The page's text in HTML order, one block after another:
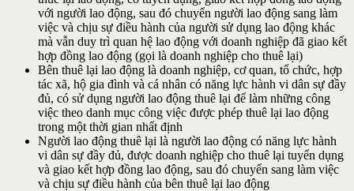
với người lao động, sau đó chuyển người lao động sang làm
việc và chịu sự điều hành của người sử dụng lao động khác
mà vẫn duy trì quan hệ lao động với doanh nghiệp đã giao kết
hợp đồng lao động (gọi là doanh nghiệp cho thuê lại)
Bên thuê lại lao động là doanh nghiệp, cơ quan, tổ chức, hợp
tác xã, hộ gia đình và cá nhân có năng lực hành vi dân sự đầy
đủ, có sử dụng người lao động thuê lại để làm những công
việc theo danh mục công việc được phép thuê lại lao động
trong một thời gian nhất định
Người lao động thuê lại là người lao động có năng lực hành
vi dân sự đầy đủ, được doanh nghiệp cho thuê lại tuyển dụng
và giao kết hợp đồng lao động, sau đó chuyển sang làm việc
và chịu sự điều hành của bên thuê lại lao động